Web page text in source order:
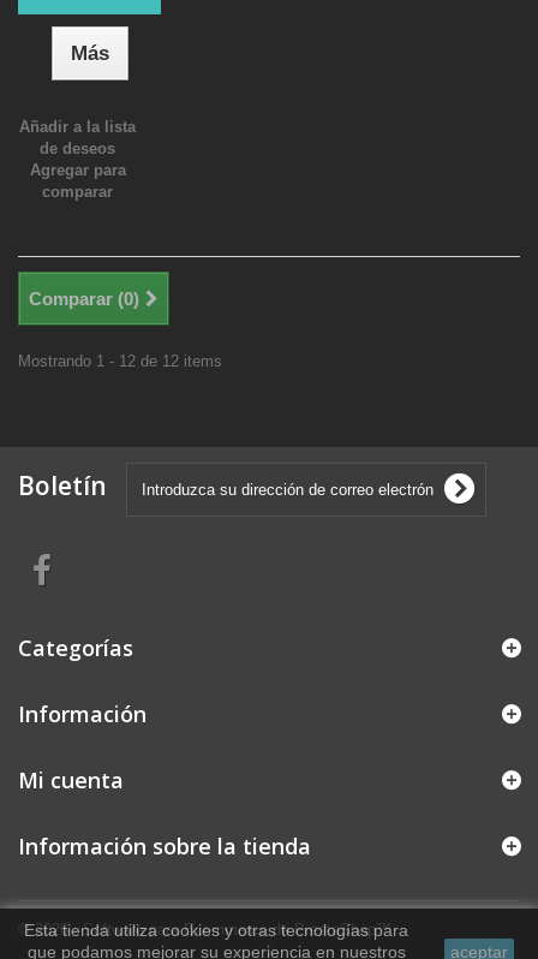
Más
Añadir a la lista
de deseos
Agregar para
comparar
Comparar (0)
Mostrando 1 - 12 de 12 items
Boletín
Categorías
Información
© 2026 - Software para Ecommerce de PrestaShop™
Mi cuenta
Información sobre la tienda
Esta tienda utiliza cookies y otras tecnologías para
que podamos mejorar su experiencia en nuestros
aceptar